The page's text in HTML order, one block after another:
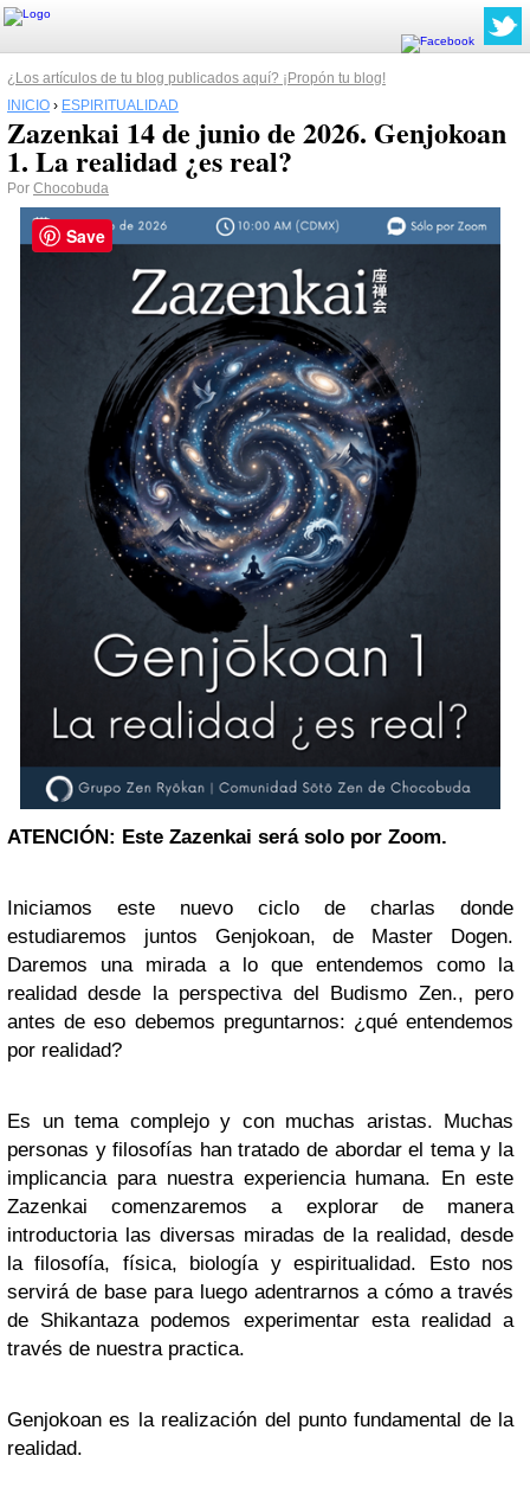
¿Los artículos de tu blog publicados aquí? ¡Propón tu blog!
INICIO › ESPIRITUALIDAD
Zazenkai 14 de junio de 2026. Genjokoan
1. La realidad ¿es real?
Por Chocobuda
ATENCIÓN: Este Zazenkai será solo por Zoom.
Iniciamos este nuevo ciclo de charlas donde
estudiaremos juntos Genjokoan, de Master Dogen.
Daremos una mirada a lo que entendemos como la
realidad desde la perspectiva del Budismo Zen., pero
antes de eso debemos preguntarnos: ¿qué entendemos
por realidad?
Es un tema complejo y con muchas aristas. Muchas
personas y filosofías han tratado de abordar el tema y la
implicancia para nuestra experiencia humana. En este
Zazenkai comenzaremos a explorar de manera
introductoria las diversas miradas de la realidad, desde
la filosofía, física, biología y espiritualidad. Esto nos
servirá de base para luego adentrarnos a cómo a través
de Shikantaza podemos experimentar esta realidad a
través de nuestra practica.
Genjokoan es la realización del punto fundamental de la
realidad.
Save